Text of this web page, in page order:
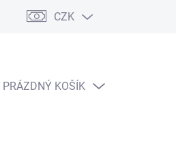
CZK
NÁKUPNÍ
PRÁZDNÝ KOŠÍK